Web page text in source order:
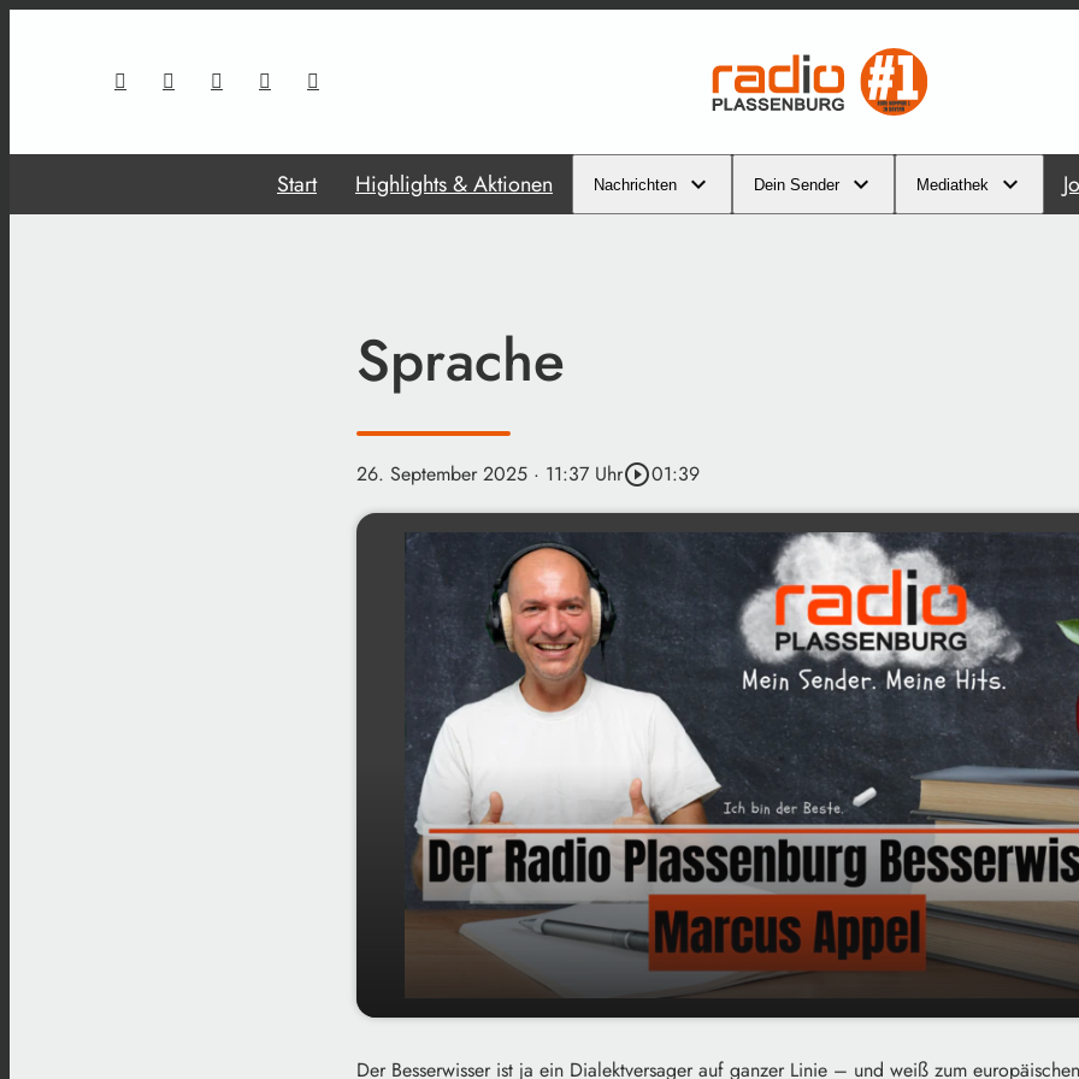
Start Highlights & Aktionen Nachrichten Dein Sender Mediathek
Sprache
26. September 2025 · 11:37 Uhrplay_circle_outline01:39
play_arrow Sprache 00:00 01:39
Der Besserwisser ist ja ein Dialektversager auf ganzer Linie – und weiß zum